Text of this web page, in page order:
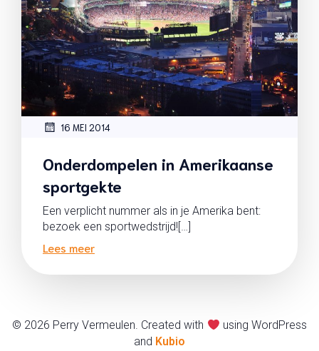
16 MEI 2014
Onderdompelen in Amerikaanse
sportgekte
Een verplicht nummer als in je Amerika bent:
bezoek een sportwedstrijd![…]
Lees meer
© 2026 Perry Vermeulen. Created with
using WordPress
and Kubio